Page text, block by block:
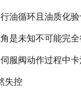
油循环且油质化
是未知不可能完
服阀动作过程中卡
控